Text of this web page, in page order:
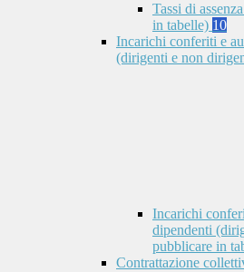
Tassi di
in tabelle) 10
Incarichi conferiti e
(dirigenti e non
Incarichi
dipendenti
pubblicare in
Contrattazione